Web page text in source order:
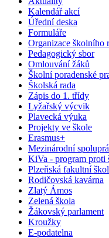
Kalendář akcí
Úřední deska
Formuláře
Organizace školního
Pedagogický sbor
Omlouvání žáků
Školní poradenské
Školská rada
Zápis do 1. třídy
Lyžařský výcvik
Plavecká výuka
Projekty ve škole
Erasmus+
Mezinárodní
KiVa - program proti
Plzeňská fakultní
Rodičovská kavárna
Zlatý Ámos
Zelená škola
Žákovský parlament
Kroužky
E-podatelna